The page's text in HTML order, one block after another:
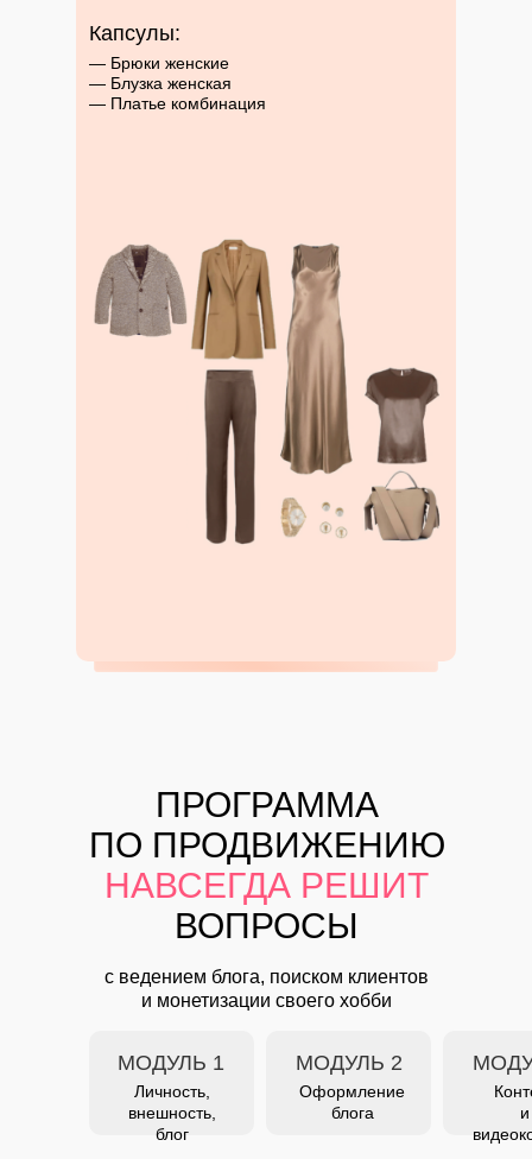
— Брюки женские
— Блузка женская
— Платье комбинация
Капсулы:
с ведением блога, поиском клиентов
и монетизации своего хобби
ПРОГРАММА
ПО ПРОДВИЖЕНИЮ
НАВСЕГДА РЕШИТ
ВОПРОСЫ
Личность,
внешность,
блог
МОДУЛЬ 1
Оформление
блога
МОДУЛЬ 2
и